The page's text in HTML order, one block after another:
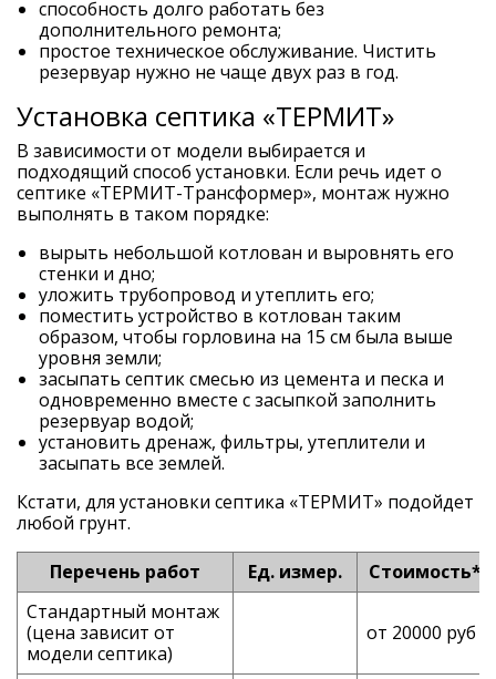
способность долго работать без
дополнительного ремонта;
простое техническое обслуживание. Чистить
резервуар нужно не чаще двух раз в год.
Установка септика «ТЕРМИТ»
В зависимости от модели выбирается и
подходящий способ установки. Если речь идет о
септике «ТЕРМИТ-Трансформер», монтаж нужно
выполнять в таком порядке:
вырыть небольшой котлован и выровнять его
стенки и дно;
уложить трубопровод и утеплить его;
поместить устройство в котлован таким
образом, чтобы горловина на 15 см была выше
уровня земли;
засыпать септик смесью из цемента и песка и
одновременно вместе с засыпкой заполнить
резервуар водой;
установить дренаж, фильтры, утеплители и
засыпать все землей.
Кстати, для установки септика «ТЕРМИТ» подойдет
любой грунт.
Перечень работ
Ед. измер.
Стоимость*
Стандартный монтаж
(цена зависит от
модели септика)
от 20000 руб